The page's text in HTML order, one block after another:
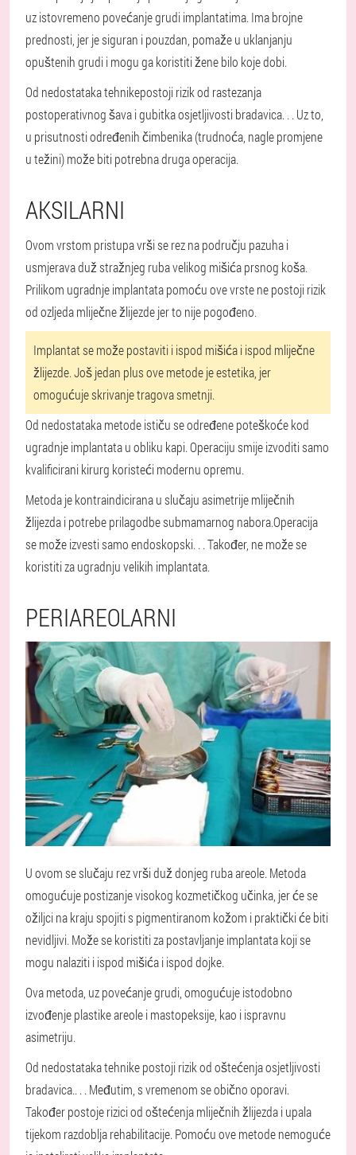
uz istovremeno povećanje grudi implantatima. Ima brojne
prednosti, jer je siguran i pouzdan, pomaže u uklanjanju
opuštenih grudi i mogu ga koristiti žene bilo koje dobi.
Od nedostataka tehnikepostoji rizik od rastezanja
postoperativnog šava i gubitka osjetljivosti bradavica. . . Uz to,
u prisutnosti određenih čimbenika (trudnoća, nagle promjene
u težini) može biti potrebna druga operacija.
AKSILARNI
Ovom vrstom pristupa vrši se rez na području pazuha i
usmjerava duž stražnjeg ruba velikog mišića prsnog koša.
Prilikom ugradnje implantata pomoću ove vrste ne postoji rizik
od ozljeda mliječne žlijezde jer to nije pogođeno.
Implantat se može postaviti i ispod mišića i ispod mliječne
žlijezde. Još jedan plus ove metode je estetika, jer
omogućuje skrivanje tragova smetnji.
Od nedostataka metode ističu se određene poteškoće kod
ugradnje implantata u obliku kapi. Operaciju smije izvoditi samo
kvalificirani kirurg koristeći modernu opremu.
Metoda je kontraindicirana u slučaju asimetrije mliječnih
žlijezda i potrebe prilagodbe submamarnog nabora.Operacija
se može izvesti samo endoskopski. . . Također, ne može se
koristiti za ugradnju velikih implantata.
PERIAREOLARNI
U ovom se slučaju rez vrši duž donjeg ruba areole. Metoda
omogućuje postizanje visokog kozmetičkog učinka, jer će se
ožiljci na kraju spojiti s pigmentiranom kožom i praktički će biti
nevidljivi. Može se koristiti za postavljanje implantata koji se
mogu nalaziti i ispod mišića i ispod dojke.
Ova metoda, uz povećanje grudi, omogućuje istodobno
izvođenje plastike areole i mastopeksije, kao i ispravnu
asimetriju.
Od nedostataka tehnike postoji rizik od oštećenja osjetljivosti
bradavica.. . . Međutim, s vremenom se obično oporavi.
Također postoje rizici od oštećenja mliječnih žlijezda i upala
tijekom razdoblja rehabilitacije. Pomoću ove metode nemoguće